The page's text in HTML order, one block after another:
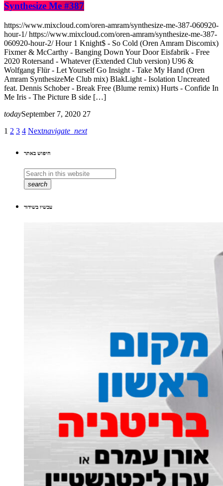
Synthesize Me #387
https://www.mixcloud.com/oren-amram/synthesize-me-387-060920-
hour-1/ https://www.mixcloud.com/oren-amram/synthesize-me-387-
060920-hour-2/ Hour 1 Knight$ - So Cold (Oren Amram Discomix)
Fixmer & McCarthy - Banging Down Your Door Eisfabrik - Free
2020 Rotersand - Whatever (Extended Club version) U96 &
Wolfgang Flür - Let Yourself Go Insight - Take My Hand (Oren
Amram SynthesizeMe Club mix) BlakLight - Isolation Uncreated
feat. Dennis Schober - Break Free (Blume remix) Hurts - Confide In
Me Iris - The Picture B side […]
todaySeptember 7, 2020 27
1 2 3 4 Nextnavigate_next
חיפוש באתר
search
עכשיו בשידור